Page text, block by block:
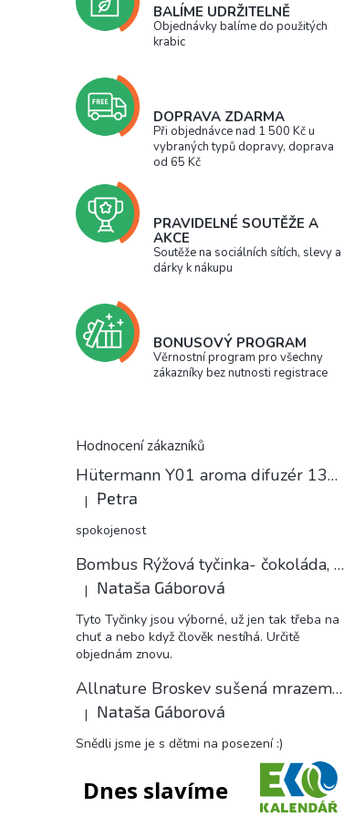
BALÍME UDRŽITELNĚ
Objednávky balíme do použitých
krabic
DOPRAVA ZDARMA
Při objednávce nad 1 500 Kč u
vybraných typů dopravy, doprava
od 65 Kč
PRAVIDELNÉ SOUTĚŽE A
AKCE
Soutěže na sociálních sítích, slevy a
dárky k nákupu
BONUSOVÝ PROGRAM
Věrnostní program pro všechny
zákazníky bez nutnosti registrace
Hodnocení zákazníků
Hütermann Y01 aroma difuzér 130ml světlé dřevo - ultrazvukový, USB.
Hodnocení produktu je 5 z 5 hvězdiček.
| Petra
spokojenost
Bombus Rýžová tyčinka- čokoláda, 18 g
Hodnocení produktu je 5 z 5 hvězdiček.
| Nataša Gáborová
Tyto Tyčinky jsou výborné, už jen tak třeba na
chuť a nebo když člověk nestíhá. Určitě
objednám znovu.
Allnature Broskev sušená mrazem plátky, 15 g
Hodnocení produktu je 5 z 5 hvězdiček.
| Nataša Gáborová
Snědli jsme je s dětmi na posezení :)